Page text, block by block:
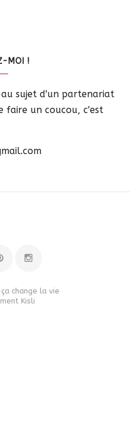
MOI !
au sujet d'un partenariat
faire un coucou, c'est
change la vie
Kisli